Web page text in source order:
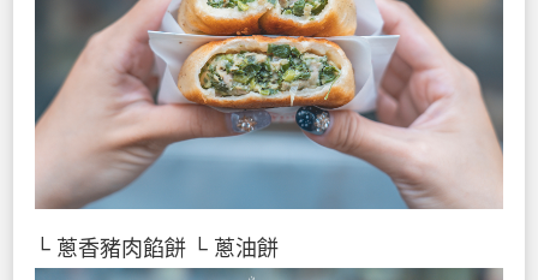
└ 蔥香豬肉餡餅 └ 蔥油餅